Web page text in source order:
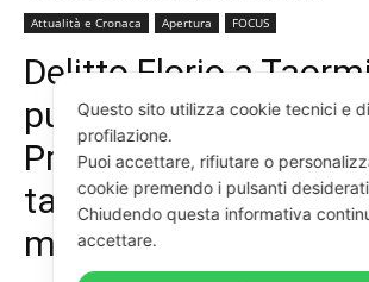
Attualità e Cronaca Apertura FOCUS
Delitto Florio a
punto a “Incidente
Probatorio”:
tabulati per blindare il
movente
Questo sito utilizza cookie tecnici e di
profilazione.
Puoi accettare, rifiutare o
cookie premendo i pulsanti
Chiudendo questa informativa
accettare.